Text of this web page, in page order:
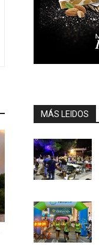
MÁS LEIDOS